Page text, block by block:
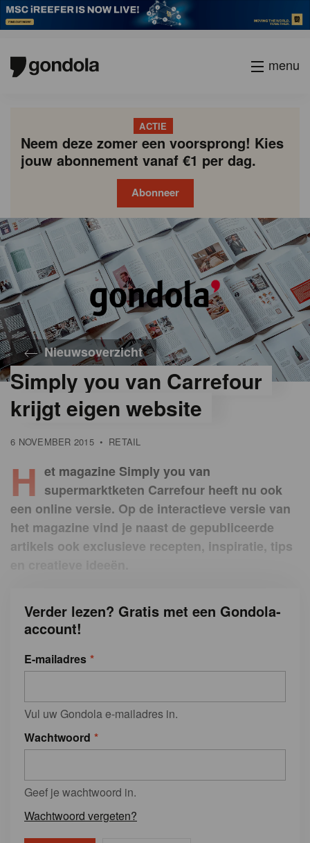
menu
ACTIE
Neem deze zomer een voorsprong! Kies
jouw abonnement vanaf €1 per dag.
Abonneer
Nieuwsoverzicht
Simply you van Carrefour
krijgt eigen website
6 NOVEMBER 2015 • RETAIL
H et magazine Simply you van
supermarktketen Carrefour heeft nu ook
een online versie. Op de interactieve versie van
het magazine vind je naast de gepubliceerde
artikels ook exclusieve recepten, inspiratie, tips
Verder lezen? Gratis met een Gondola-
account!
E-mailadres
Vul uw Gondola e-mailadres in.
Wachtwoord
Geef je wachtwoord in.
Wachtwoord vergeten?
Gondola
academy
Gondola
society